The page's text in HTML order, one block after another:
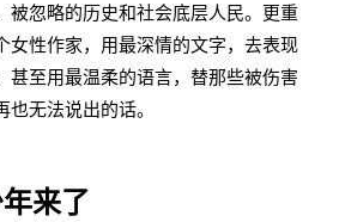
被忽略的历史和社会底层人民。更重
女性作家，用最深情的文字，去表现
甚至用最温柔的语言，替那些被伤害
无法说出的话。
来了